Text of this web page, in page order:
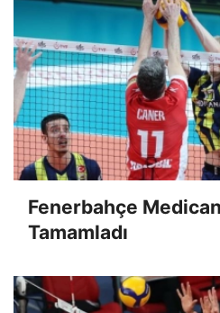
Fenerbahçe
Tamamladı